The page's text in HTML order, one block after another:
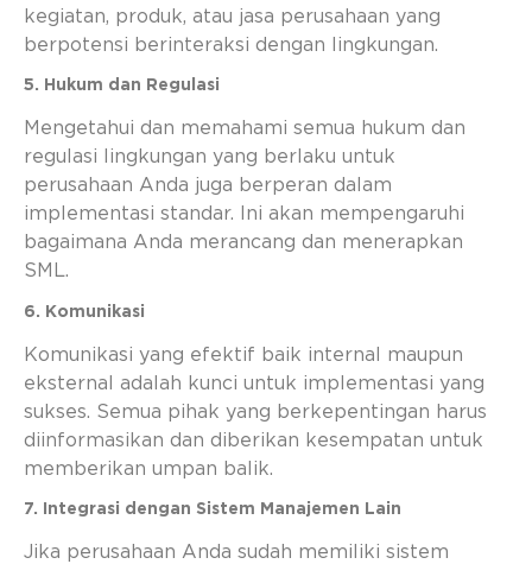
kegiatan, produk, atau jasa perusahaan yang
berpotensi berinteraksi dengan lingkungan.
5. Hukum dan Regulasi
Mengetahui dan memahami semua hukum dan
regulasi lingkungan yang berlaku untuk
perusahaan Anda juga berperan dalam
implementasi standar. Ini akan mempengaruhi
bagaimana Anda merancang dan menerapkan
SML.
6. Komunikasi
Komunikasi yang efektif baik internal maupun
eksternal adalah kunci untuk implementasi yang
sukses. Semua pihak yang berkepentingan harus
diinformasikan dan diberikan kesempatan untuk
memberikan umpan balik.
7. Integrasi dengan Sistem Manajemen Lain
Jika perusahaan Anda sudah memiliki sistem